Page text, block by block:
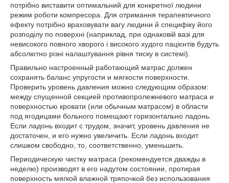
потрібно виставити оптимальний для конкретної людини
режим роботи компресора. Для отримання терапевтичного
ефекту потрібно враховувати вагу людини й специфіку його
розподілу по поверхні (наприклад, при однаковій вазі для
невисокого повного хворого і високого худого пацієнтів будуть
абсолютно різні налаштування рівня тиску в системі).
Правильно настроенный работающий матрас должен
сохранять баланс упругости и мягкости поверхности.
Проверить уровень давления можно следующим образом:
между спущенной секцией противопролежневого матраса и
поверхностью кровати (или обычным матрасом) в области
под ягодицами больного помещают горизонтально ладонь.
Если ладонь входит с трудом, значит, уровень давления не
достаточен, и его нужно увеличить. Если ладонь входит
слишком свободно, то, соответственно, уменьшить.
Периодическую чистку матраса (рекомендуется дважды в
неделю) производят в его надутом состоянии, протирая
поверхность мягкой влажной тряпочкой без использования